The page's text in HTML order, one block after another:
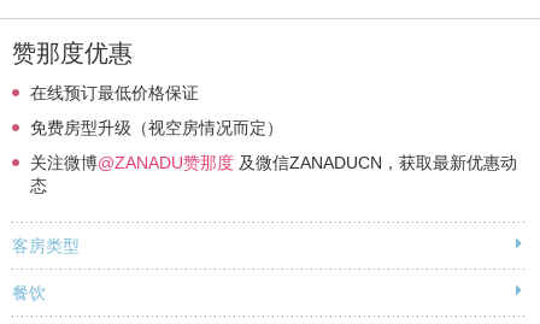
赞那度优惠
在线预订最低价格保证
免费房型升级（视空房情况而定）
关注微博@ZANADU赞那度 及微信ZANADUCN，获取最新优惠动
态
客房类型
餐饮